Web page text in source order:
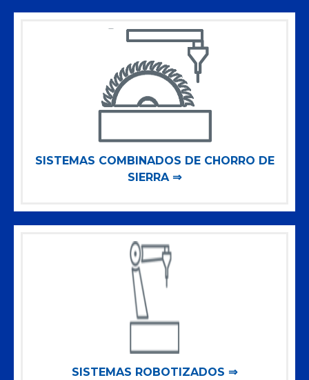
SISTEMAS COMBINADOS DE CHORRO DE
SIERRA ⇒
SISTEMAS ROBOTIZADOS ⇒